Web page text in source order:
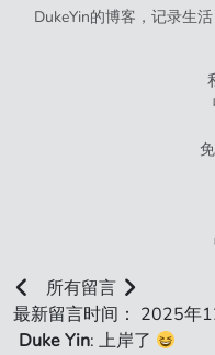
DukeYin的博客，记录生
所有留言
最新留言时间： 2025年
Duke Yin: 上岸了